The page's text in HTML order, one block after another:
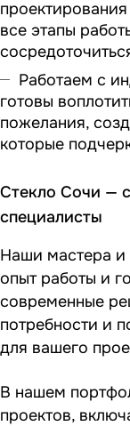
все этапы
Работаем с
готовы
пожелания,
которые
Стекло Сочи —
специалисты
Наши мастера и
опыт работы и
современные
потребности и
для вашего
В нашем
проектов,